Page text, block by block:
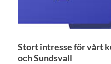
Stort intresse för vårt
och Sundsvall